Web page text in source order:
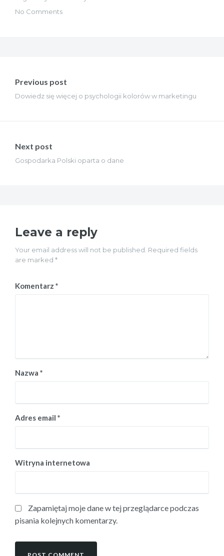
No Comments
wpisu
Previous post
Dowiedz się więcej o psychologii kolorów w marketingu
Next post
Gospodarka Polski oparta o dane
Leave a reply
Your email address will not be published. Required fields
are marked *
Komentarz *
Nazwa *
Adres email *
Witryna internetowa
Zapamiętaj moje dane w tej przeglądarce podczas
pisania kolejnych komentarzy.